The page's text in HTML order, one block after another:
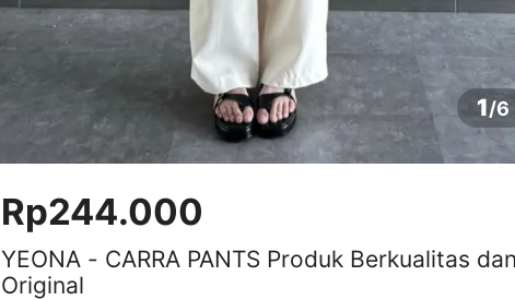
1/6
Rp244.000
YEONA - CARRA PANTS Produk Berkualitas dan
Original